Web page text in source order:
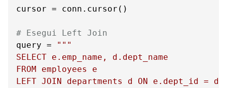
cursor = conn.cursor()
# Esegui Left Join
query =
"""
SELECT e.emp_name, d.dept_name
FROM employees e
LEFT JOIN departments d ON e.dept_id =